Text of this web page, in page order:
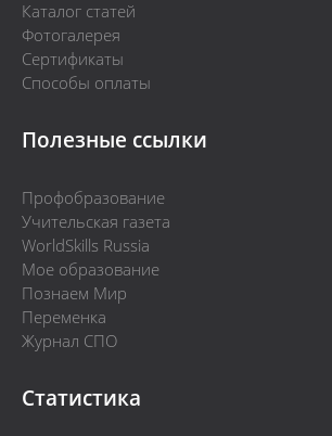
Каталог статей
Фотогалерея
Сертификаты
Способы оплаты
Полезные ссылки
Профобразование
Учительская газета
WorldSkills Russia
Мое образование
Познаем Мир
Переменка
Журнал СПО
Статистика